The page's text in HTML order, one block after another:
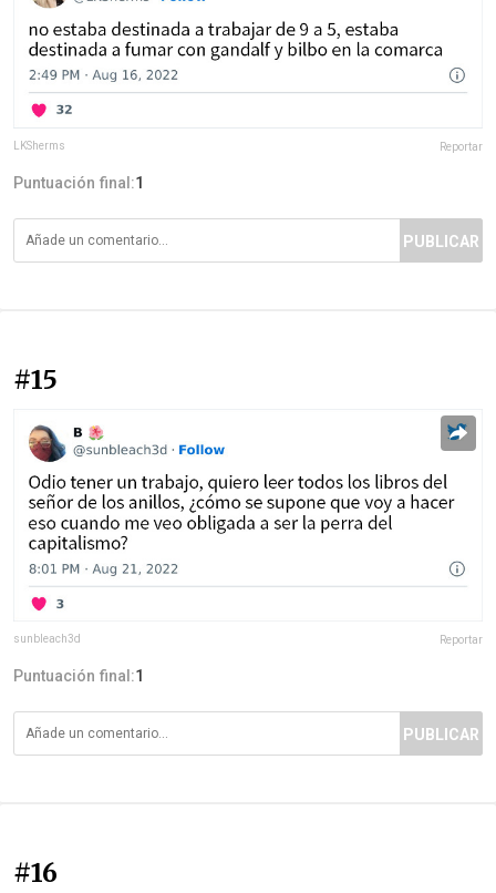
LKSherms Reportar
Puntuación final:1
PUBLICAR
#15
sunbleach3d Reportar
Puntuación final:1
PUBLICAR
#16